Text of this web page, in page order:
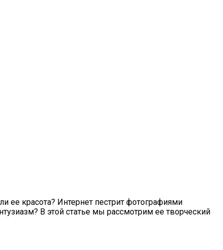
красота? Интернет пестрит фотографиями
В этой статье мы рассмотрим ее творческий